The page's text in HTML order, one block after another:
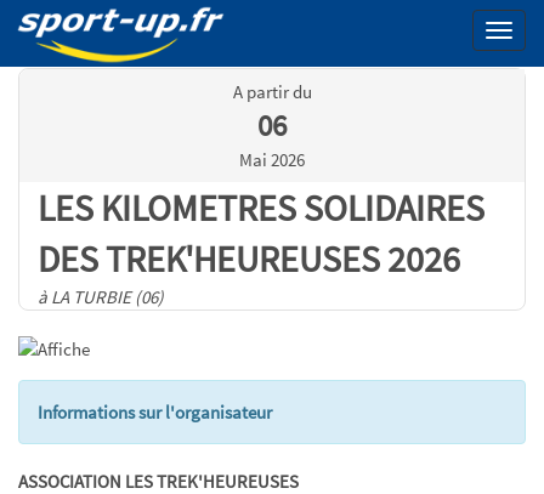
Menu
A partir du
06
Mai 2026
LES KILOMETRES SOLIDAIRES
DES TREK'HEUREUSES 2026
à LA TURBIE (06)
Informations sur l'organisateur
ASSOCIATION LES TREK'HEUREUSES